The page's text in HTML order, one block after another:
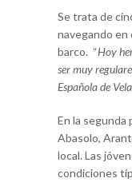
Se trata de
navegando en
barco. “Hoy
ser muy
Española de
En la segunda
Abasolo,
local. Las
condiciones